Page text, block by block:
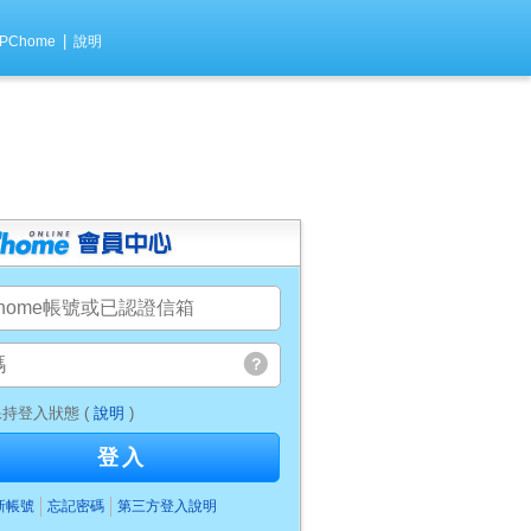
說明
登入狀態 ( 說明 )
登入
帳號 忘記密碼 第三方登入說明